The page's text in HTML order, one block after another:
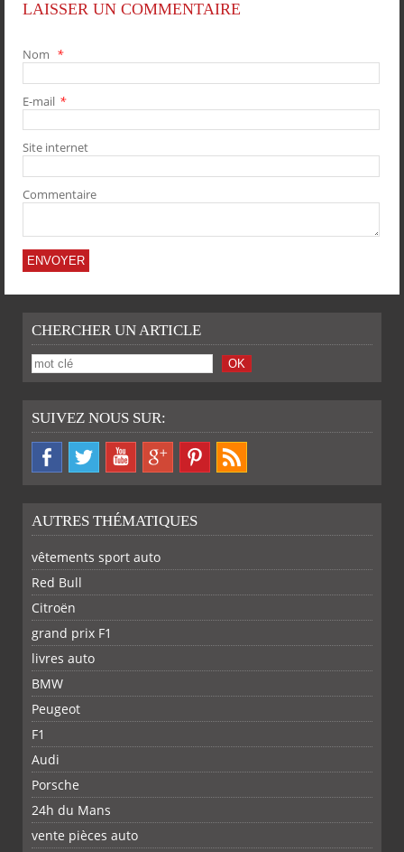
LAISSER UN COMMENTAIRE
Nom *
E-mail *
Site internet
Commentaire
CHERCHER UN ARTICLE
SUIVEZ NOUS SUR:
AUTRES THÉMATIQUES
vêtements sport auto
Red Bull
Citroën
grand prix F1
livres auto
BMW
Peugeot
F1
Audi
Porsche
24h du Mans
vente pièces auto